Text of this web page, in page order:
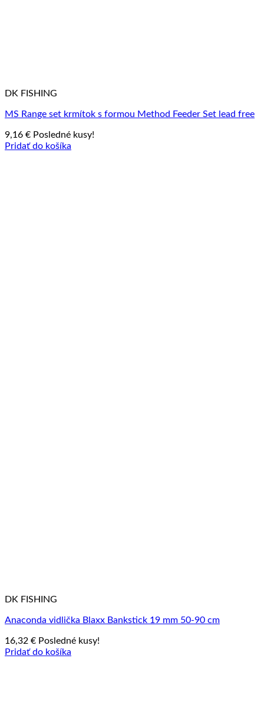
DK FISHING
MS Range set krmítok s formou Method Feeder Set lead free
9,16 € Posledné kusy!
Pridať do košíka
DK FISHING
Anaconda vidlička Blaxx Bankstick 19 mm 50-90 cm
16,32 € Posledné kusy!
Pridať do košíka